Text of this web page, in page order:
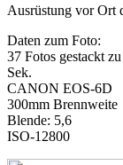
Ausrüstung vor Ort
Daten zum Foto:
37 Fotos gestackt
Sek.
CANON EOS-6D
300mm Brennweite
Blende: 5,6
ISO-12800